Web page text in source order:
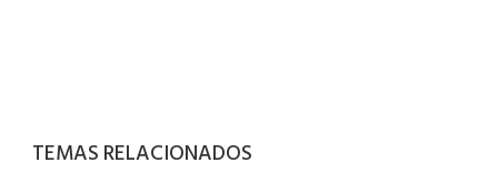
TEMAS RELACIONADOS